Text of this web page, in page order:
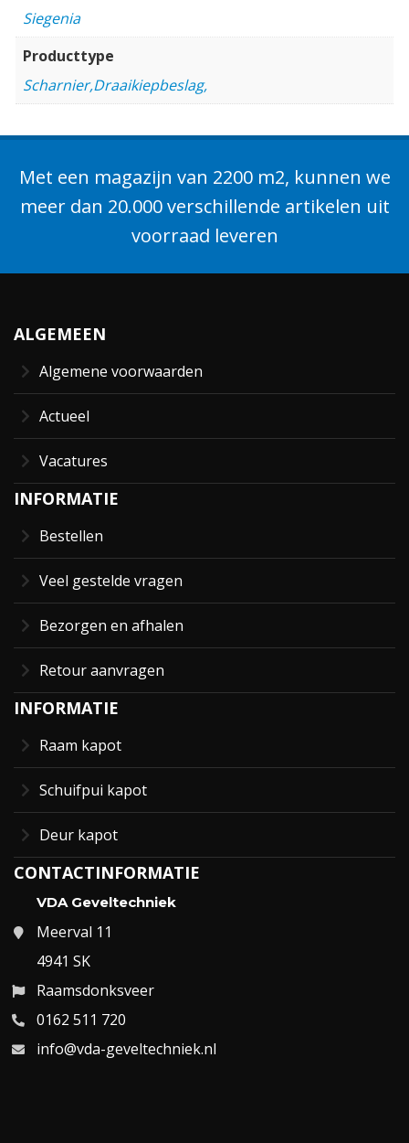
Siegenia
Producttype
Scharnier,Draaikiepbeslag,
Met een magazijn van 2200 m2, kunnen we
meer dan 20.000 verschillende artikelen uit
voorraad leveren
ALGEMEEN
Algemene voorwaarden
Actueel
Vacatures
INFORMATIE
Bestellen
Veel gestelde vragen
Bezorgen en afhalen
Retour aanvragen
INFORMATIE
Raam kapot
Schuifpui kapot
Deur kapot
CONTACTINFORMATIE
VDA Geveltechniek
Meerval 11
4941 SK
Raamsdonksveer
0162 511 720
info@vda-geveltechniek.nl